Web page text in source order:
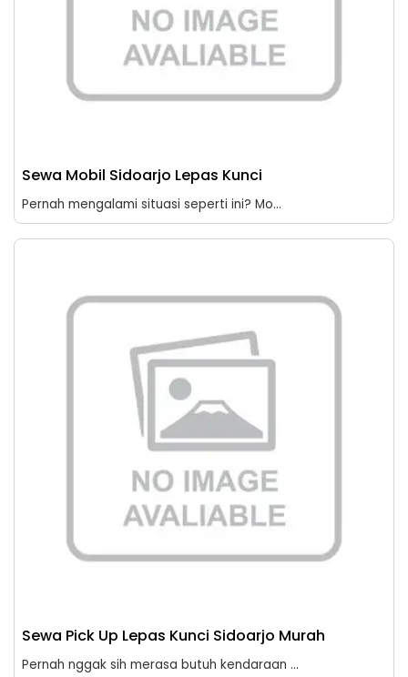
Sewa Mobil Sidoarjo Lepas Kunci
Pernah mengalami situasi seperti ini? Mo...
Sewa Pick Up Lepas Kunci Sidoarjo Murah
Pernah nggak sih merasa butuh kendaraan ...